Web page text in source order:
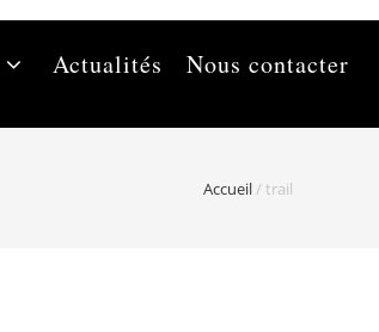
Actualités Nous contacter
Accueil / trail